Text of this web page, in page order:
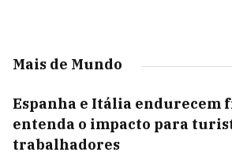
Mais de Mundo
Espanha e Itália endurecem
entenda o impacto para
trabalhadores